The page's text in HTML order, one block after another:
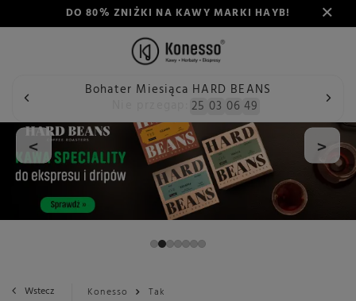
DO 80% ZNIŻKI NA KAWY MARKI HAYB!
Bohater Miesiąca HARD BEANS
25 03 06 48
< >
Wstecz Konesso Tak